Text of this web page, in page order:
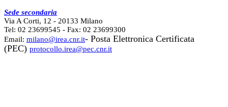
Sede secondaria
Via A Corti, 12 - 20133 Milano
Tel: 02 23699545 - Fax: 02 23699300
Email: milano@irea.cnr.it- Posta Elettronica Certificata
(PEC) protocollo.irea@pec.cnr.it